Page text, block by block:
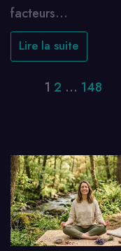
facteurs…
Lire la suite
1 2 … 148